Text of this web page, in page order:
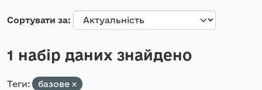
Сортувати за
1 набір даних знайдено
Теги: базове